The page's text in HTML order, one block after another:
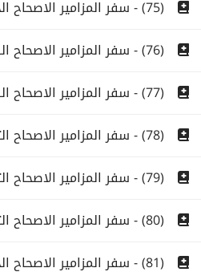
(75) - سفر المزامير الاصحاح الخامس والسبعون
(76) - سفر المزامير الاصحاح السادس والسبعون
(77) - سفر المزامير الاصحاح السابع والسبعون
(78) - سفر المزامير الاصحاح الثامن والسبعون
(79) - سفر المزامير الاصحاح التاسع والسبعون
(80) - سفر المزامير الاصحاح الثمانون
(81) - سفر المزامير الاصحاح الحادى والثمانون